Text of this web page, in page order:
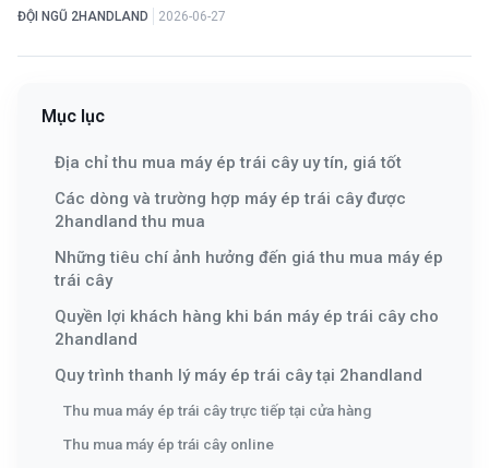
ĐỘI NGŨ 2HANDLAND 2026-06-27
Mục lục
Địa chỉ thu mua máy ép trái cây uy tín, giá tốt
Các dòng và trường hợp máy ép trái cây được
2handland thu mua
Những tiêu chí ảnh hưởng đến giá thu mua máy ép
trái cây
Quyền lợi khách hàng khi bán máy ép trái cây cho
2handland
Quy trình thanh lý máy ép trái cây tại 2handland
Thu mua máy ép trái cây trực tiếp tại cửa hàng
Thu mua máy ép trái cây online